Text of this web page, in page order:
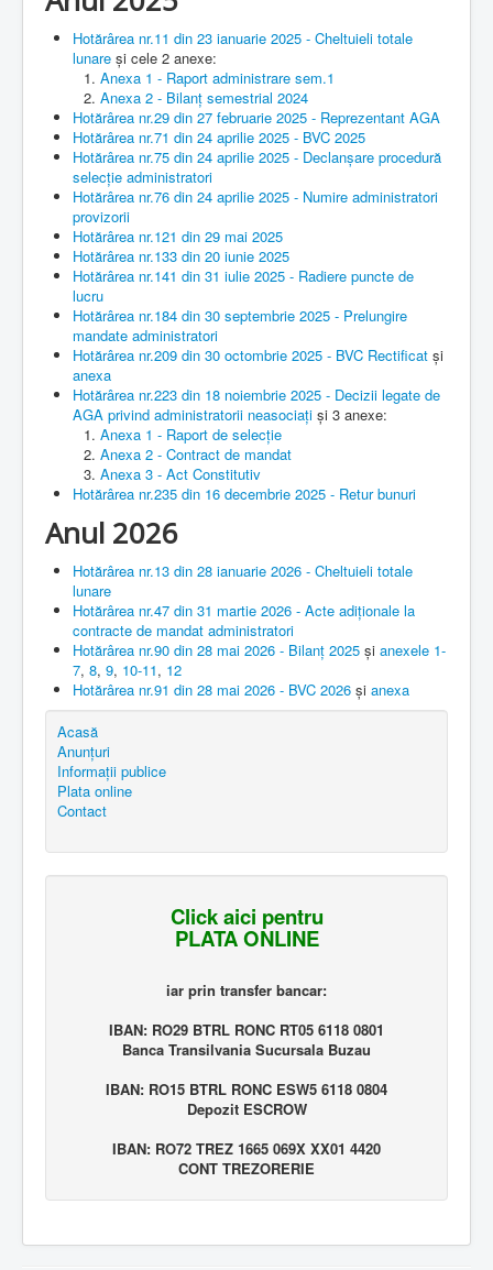
Hotărârea nr.11 din 23 ianuarie 2025 - Cheltuieli totale
lunare și cele 2 anexe:
Anexa 1 - Raport administrare sem.1
Anexa 2 - Bilanț semestrial 2024
Hotărârea nr.29 din 27 februarie 2025 - Reprezentant AGA
Hotărârea nr.71 din 24 aprilie 2025 - BVC 2025
Hotărârea nr.75 din 24 aprilie 2025 - Declanșare procedură
selecție administratori
Hotărârea nr.76 din 24 aprilie 2025 - Numire administratori
provizorii
Hotărârea nr.121 din 29 mai 2025
Hotărârea nr.133 din 20 iunie 2025
Hotărârea nr.141 din 31 iulie 2025 - Radiere puncte de
lucru
Hotărârea nr.184 din 30 septembrie 2025 - Prelungire
mandate administratori
Hotărârea nr.209 din 30 octombrie 2025 - BVC Rectificat și
anexa
Hotărârea nr.223 din 18 noiembrie 2025 - Decizii legate de
AGA privind administratorii neasociați și 3 anexe:
Anexa 1 - Raport de selecție
Anexa 2 - Contract de mandat
Anexa 3 - Act Constitutiv
Hotărârea nr.235 din 16 decembrie 2025 - Retur bunuri
Anul 2026
Hotărârea nr.13 din 28 ianuarie 2026 - Cheltuieli totale
lunare
Hotărârea nr.47 din 31 martie 2026 - Acte adiționale la
contracte de mandat administratori
Hotărârea nr.90 din 28 mai 2026 - Bilanț 2025 și anexele 1-
7, 8, 9, 10-11, 12
Hotărârea nr.91 din 28 mai 2026 - BVC 2026 și anexa
Acasă
Anunțuri
Informații publice
Plata online
Contact
Click aici pentru
PLATA ONLINE
iar prin transfer bancar:
IBAN: RO29 BTRL RONC RT05 6118 0801
Banca Transilvania Sucursala Buzau
IBAN: RO15 BTRL RONC ESW5 6118 0804
Depozit ESCROW
IBAN: RO72 TREZ 1665 069X XX01 4420
CONT TREZORERIE